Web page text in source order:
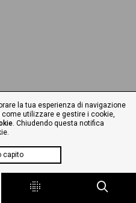
la tua esperienza di navigazione
utilizzare e gestire i cookie,
. Chiudendo questa notifica
capito